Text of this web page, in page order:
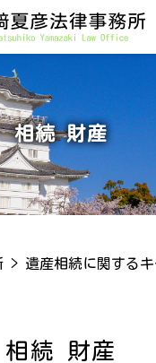
相続 財産
> 遺産相続に関する
相続 財産